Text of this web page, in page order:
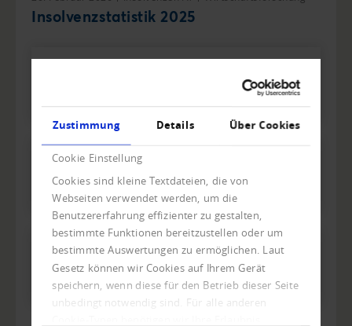
Zustimmung Details Über Cookies
Cookie Einstellung
Cookies sind kleine Textdateien, die von
Webseiten verwendet werden, um die
Benutzererfahrung effizienter zu gestalten,
bestimmte Funktionen bereitzustellen oder um
bestimmte Auswertungen zu ermöglichen. Laut
Gesetz können wir Cookies auf Ihrem Gerät
speichern, wenn diese für den Betrieb dieser Seite
unbedingt notwendig sind. Für alle anderen
Insolvenzstatistik 2025
Karte Insolvenzstatistik 1. - 4.
Quartal 2025 (PDF) (400 KB)
Karte Insolvenzstatistik 1. - 4.
Quartal 2025 (JPG) (234 KB)